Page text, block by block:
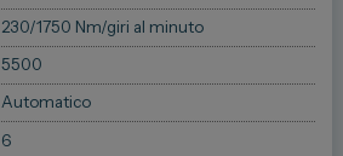
230/1750 Nm/giri al minuto
5500
Automatico
6